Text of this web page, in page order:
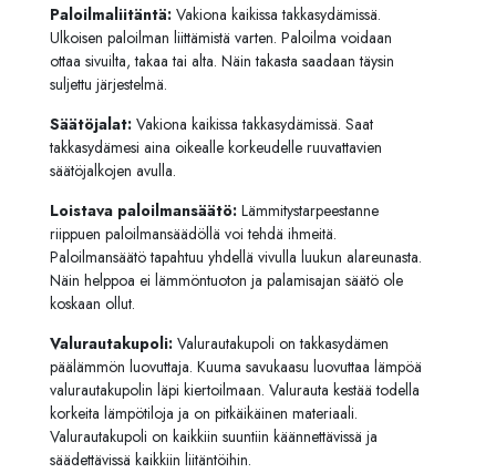
Paloilmaliitäntä: Vakiona kaikissa takkasydämissä.
Ulkoisen paloilman liittämistä varten. Paloilma voidaan
ottaa sivuilta, takaa tai alta. Näin takasta saadaan täysin
suljettu järjestelmä.
Säätöjalat: Vakiona kaikissa takkasydämissä. Saat
takkasydämesi aina oikealle korkeudelle ruuvattavien
säätöjalkojen avulla.
Loistava paloilmansäätö: Lämmitystarpeestanne
riippuen paloilmansäädöllä voi tehdä ihmeitä.
Paloilmansäätö tapahtuu yhdellä vivulla luukun alareunasta.
Näin helppoa ei lämmöntuoton ja palamisajan säätö ole
koskaan ollut.
Valurautakupoli: Valurautakupoli on takkasydämen
päälämmön luovuttaja. Kuuma savukaasu luovuttaa lämpöä
valurautakupolin läpi kiertoilmaan. Valurauta kestää todella
korkeita lämpötiloja ja on pitkäikäinen materiaali.
Valurautakupoli on kaikkiin suuntiin käännettävissä ja
säädettävissä kaikkiin liitäntöihin.